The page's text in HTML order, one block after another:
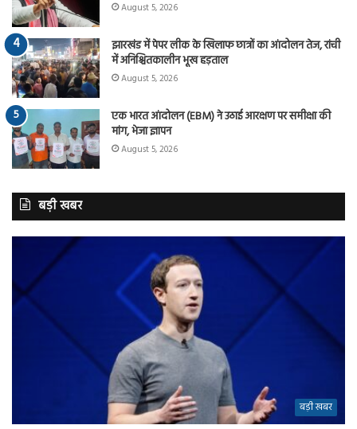
August 5, 2026
झारखंड में पेपर लीक के खिलाफ छात्रों का आंदोलन तेज, रांची
में अनिश्चितकालीन भूख हड़ताल
August 5, 2026
एक भारत आंदोलन (EBM) ने उठाई आरक्षण पर समीक्षा की
मांग, भेजा ज्ञापन
August 5, 2026
बड़ी खबर
बड़ी खबर